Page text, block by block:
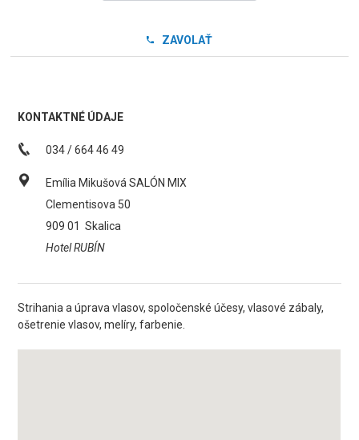
ZAVOLAŤ
KONTAKTNÉ ÚDAJE
034 / 664 46 49
Emília Mikušová SALÓN MIX
Clementisova 50
909 01 Skalica
Hotel RUBÍN
Strihania a úprava vlasov, spoločenské účesy, vlasové zábaly,
ošetrenie vlasov, melíry, farbenie.